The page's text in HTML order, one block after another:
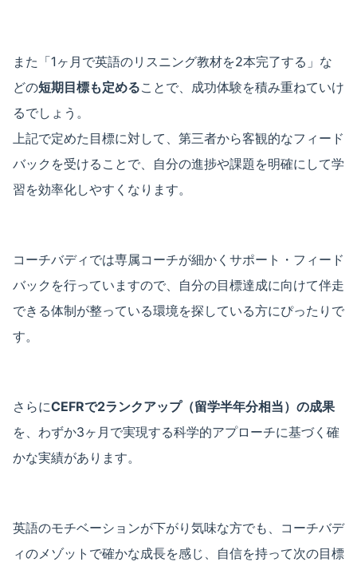
また「1ヶ月で英語のリスニング教材を2本完了する」な
どの短期目標も定めることで、成功体験を積み重ねていけ
るでしょう。
上記で定めた目標に対して、第三者から客観的なフィード
バックを受けることで、自分の進捗や課題を明確にして学
習を効率化しやすくなります。
コーチバディでは専属コーチが細かくサポート・フィード
バックを行っていますので、自分の目標達成に向けて伴走
できる体制が整っている環境を探している方にぴったりで
す。
さらにCEFRで2ランクアップ（留学半年分相当）の成果
を、わずか3ヶ月で実現する科学的アプローチに基づく確
かな実績があります。
英語のモチベーションが下がり気味な方でも、コーチバデ
ィのメゾットで確かな成長を感じ、自信を持って次の目標